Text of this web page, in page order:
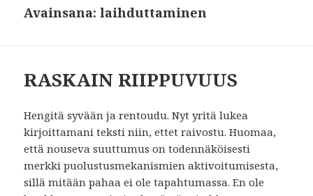
Avainsana:laihduttaminen
RASKAIN RIIPPUVUUS
Hengitä syvään ja rentoudu. Nyt yritä lukea
kirjoittamani teksti niin, ettet raivostu. Huomaa,
että nouseva suuttumus on todennäköisesti
merkki puolustusmekanismien aktivoitumisesta,
sillä mitään pahaa ei ole tapahtumassa. En ole